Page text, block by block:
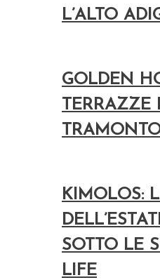
L’ALTO
GOLDEN
TERRAZZE
KIMOLOS:
SOTTO LE
LIFE